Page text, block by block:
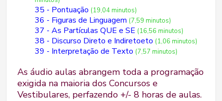
35 - Pontuação (19,04 minutos)
36 - Figuras de Linguagem (7,59 minutos)
37 - As Partículas QUE e SE (16,56 minutos)
38 - Discurso Direto e Indiretoeto (1,06 minutos)
39 - Interpretação de Texto (7,57 minutos)
As áudio aulas abrangem toda a programação
exigida na maioria dos Concursos e
Vestibulares, perfazendo +/- 8 horas de aulas.